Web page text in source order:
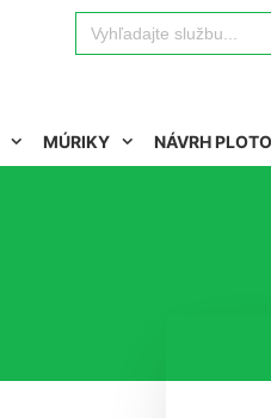
Search
for:
MÚRIKY NÁVRH